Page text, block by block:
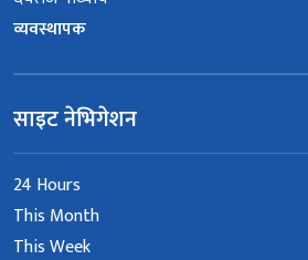
व्यवस्थापक
साइट नेभिगेशन
24 Hours
This Month
This Week